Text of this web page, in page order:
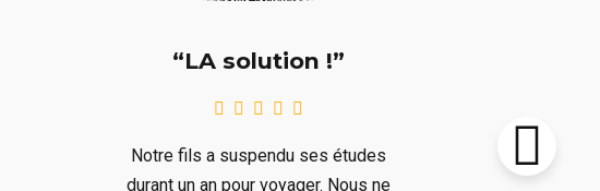
“LA solution !”
Notre fils a suspendu ses études
durant un an pour voyager. Nous ne
le prochain